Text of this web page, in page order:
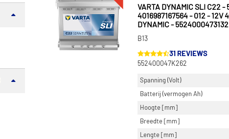
VARTA DYNAMIC SLI C22
4016987167564 - 012 -
DYNAMIC - 5524000473132
B13
31 REVIEWS
552400047K262
Spanning (Volt)
Batterij (vermogen Ah)
Hoogte [mm]
Breedte [mm]
Lengte [mm]